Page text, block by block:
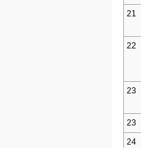
21
22
23
23
24